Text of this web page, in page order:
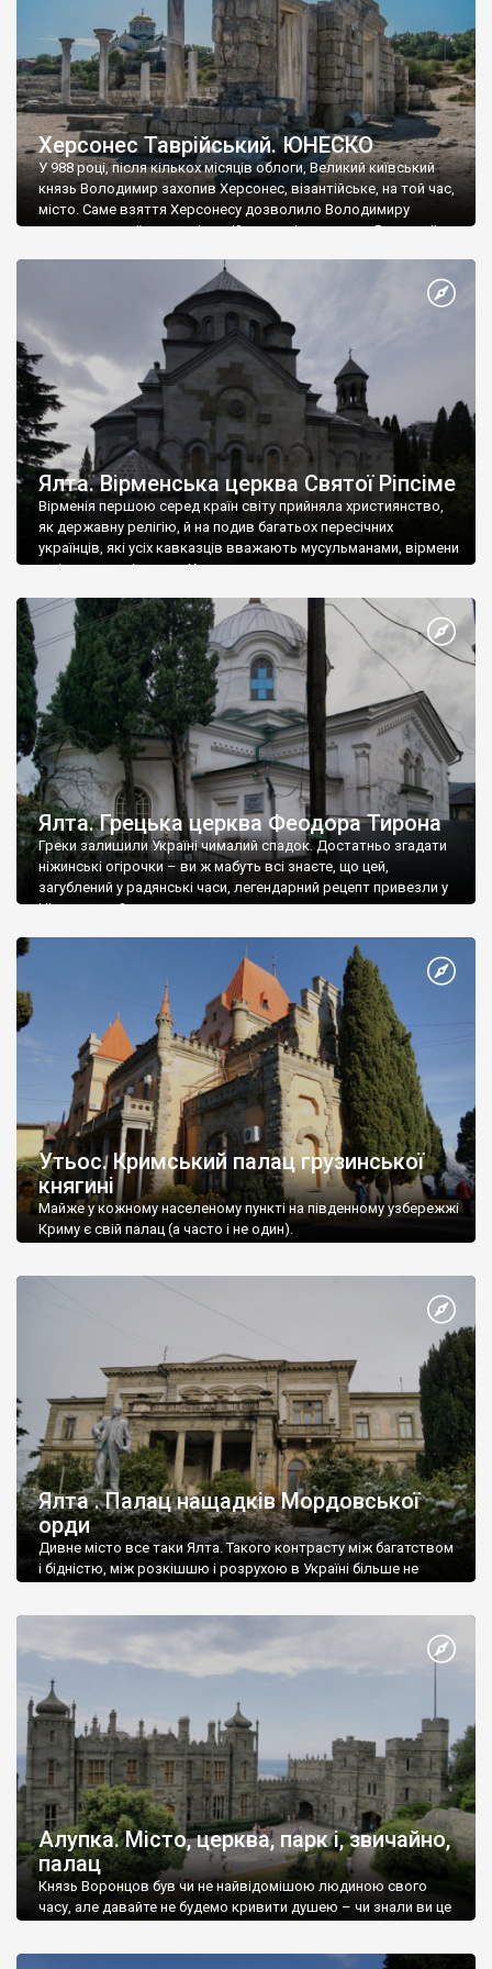
Херсонес Таврійський. ЮНЕСКО
У 988 році, після кількох місяців облоги, Великий київський
князь Володимир захопив Херсонес, візантійське, на той час,
місто. Саме взяття Херсонесу дозволило Володимиру
диктувати свої умови візантійському імператору Василю ІІ, та
Херсонесі Володимир-язичник, став Василем-християнином.
А потім було Хрещення Русі. На честь Херсонесу Таврійського
Ялта. Вірменська церква Святої Ріпсіме
Вірменія першою серед країн світу прийняла християнство,
як державну релігію, й на подив багатьох пересічних
українців, які усіх кавказців вважають мусульманами, вірмени
є відданими вірянами Христа
Ялта. Грецька церква Феодора Тирона
Греки залишили Україні чималий спадок. Достатньо згадати
ніжинські огірочки – ви ж мабуть всі знаєте, що цей,
загублений у радянські часи, легендарний рецепт привезли у
Ніжин греки?
Утьос. Кримський палац грузинської
княгині
Майже у кожному населеному пункті на південному узбережжі
Криму є свій палац (а часто і не один).
Ялта . Палац нащадків Мордовської
орди
Дивне місто все таки Ялта. Такого контрасту між багатством
і бідністю, між розкішшю і розрухою в Україні більше не
Алупка. Місто, церква, парк і, звичайно,
палац
Князь Воронцов був чи не найвідомішою людиною свого
часу, але давайте не будемо кривити душею – чи знали ви це